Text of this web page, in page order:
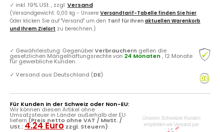
✓ inkl. 19% USt. , zzgl.Versand
(Versandgewicht: 0,00 kg - Unsere Versandtarif-Tabelle finden Sie hier.
Oder klicken Sie auf "Versand" um den Tarif für Ihren aktuellen Warenkorb
und Ihrem Zielort zu berechnen.)
✓ Gewährleistung: GegenüberVerbrauchern gelten die
gesetzlichen Mängelhaftungsrechte von 24 Monaten , 12 Monate
für gewerbliche Kunden.
✓ Versand aus Deutschland (DE)
Für Kunden in der Schweiz oder Non-EU:
Wir können diesen Artikel ohne
Umsatzsteuer in Länder außerhalb der EU
liefern (Preis netto ohne VAT / MwSt. /
USt.: 4.24 Euro zzgl. Steuern) .